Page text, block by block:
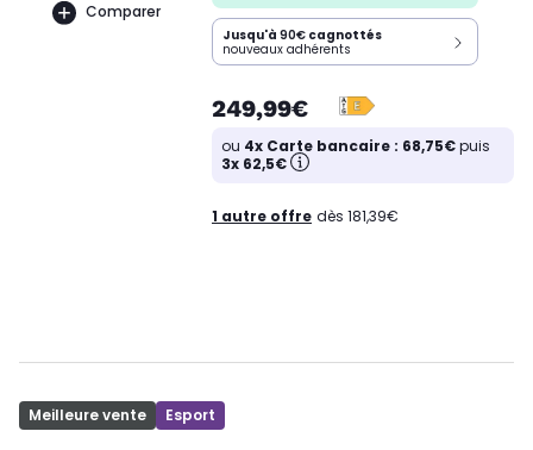
Comparer
Jusqu'à 90€ cagnottés
nouveaux adhérents
249,99€
ou 4x Carte bancaire : 68,75€puis
3x 62,5€
1 autre offre dès 181,39€
Meilleure vente Esport